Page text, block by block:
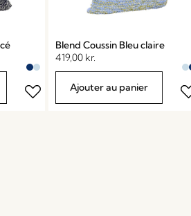
Blend Coussin Bleu claire
419,00 kr.
Ajouter au panier